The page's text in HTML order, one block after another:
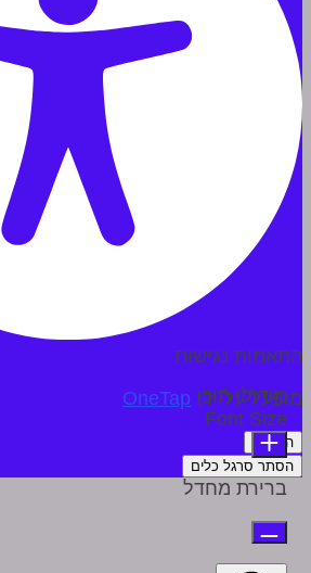
התאמות נגישות
מופעל על ידי OneTap
הצהרה
הסתר סרגל כלים
מודולי תוכן
Font Size
ברירת מחדל